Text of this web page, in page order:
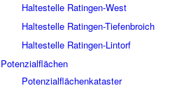
Haltestelle Ratingen-West
Haltestelle Ratingen-Tiefenbroich
Haltestelle Ratingen-Lintorf
Potenzialflächen
Potenzialflächenkataster